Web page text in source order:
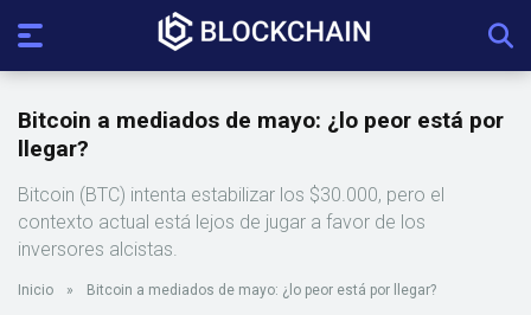
Bitcoin a mediados de mayo: ¿lo peor está por
llegar?
Bitcoin (BTC) intenta estabilizar los $30.000, pero el
contexto actual está lejos de jugar a favor de los
inversores alcistas.
Inicio » Bitcoin a mediados de mayo: ¿lo peor está por llegar?